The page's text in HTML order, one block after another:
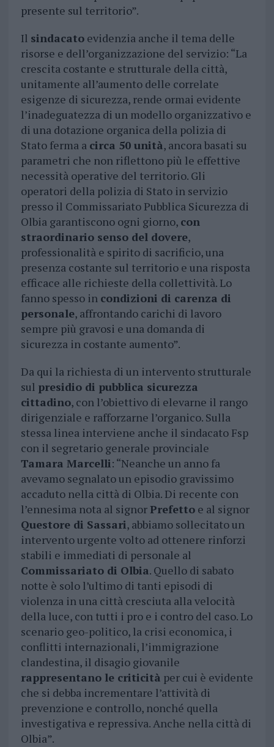
presente sul territorio”.
Il sindacatoevidenzia anche il tema delle
risorse e dell’organizzazione del servizio: “La
crescita costante e strutturale della città,
unitamente all’aumento delle correlate
esigenze di sicurezza, rende ormai evidente
l’inadeguatezza di un modello organizzativo e
di una dotazione organica della polizia di
Stato ferma a circa 50 unità, ancora basati su
parametri che non riflettono più le effettive
necessità operative del territorio. Gli
operatori della polizia di Stato in servizio
presso il Commissariato Pubblica Sicurezza di
Olbia garantiscono ogni giorno, con
straordinario senso del dovere,
professionalità e spirito di sacrificio, una
presenza costante sul territorio e una risposta
efficace alle richieste della collettività. Lo
fanno spesso in condizioni di carenza di
personale, affrontando carichi di lavoro
sempre più gravosi e una domanda di
sicurezza in costante aumento”.
Da qui la richiesta di un intervento strutturale
sul presidio di pubblica sicurezza
cittadino, con l’obiettivo di elevarne il rango
dirigenziale e rafforzarne l’organico. Sulla
stessa linea interviene anche il sindacato Fsp
con il segretario generale provinciale
Tamara Marcelli: “Neanche un anno fa
avevamo segnalato un episodio gravissimo
accaduto nella città di Olbia. Di recente con
l’ennesima nota al signorPrefettoe al signor
Questore di Sassari, abbiamo sollecitato un
intervento urgente volto ad ottenere rinforzi
stabili e immediati di personale al
Commissariato di Olbia. Quello di sabato
notte è solo l’ultimo di tanti episodi di
violenza in una città cresciuta alla velocità
della luce, con tutti i pro e i contro del caso. Lo
scenario geo-politico, la crisi economica, i
conflitti internazionali, l’immigrazione
clandestina, il disagio giovanile
rappresentano le criticità per cui è evidente
che si debba incrementare l’attività di
prevenzione e controllo, nonché quella
investigativa e repressiva. Anche nella città di
Olbia”.